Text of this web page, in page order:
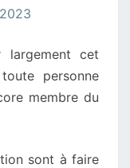
largement cet
personne
membre du
sont à faire